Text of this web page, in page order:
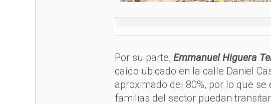
Por su parte,Emmanuel Higuera
caído ubicado en la calle Daniel
aproximado del 80%, por lo que
familias del sector puedan